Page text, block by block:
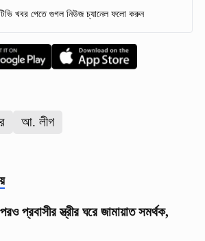
খবর পেতে গুগল নিউজ চ্যানেল ফলো করুন
আ. লীগ
প্রবাসীর স্ত্রীর ঘরে জামায়াত সমর্থক,